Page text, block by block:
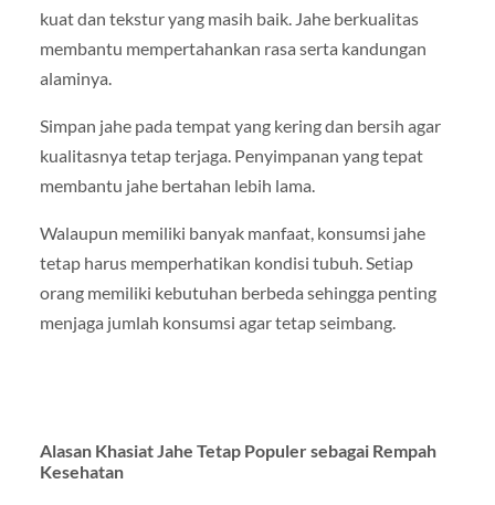
kuat dan tekstur yang masih baik. Jahe berkualitas
membantu mempertahankan rasa serta kandungan
alaminya.
Simpan jahe pada tempat yang kering dan bersih agar
kualitasnya tetap terjaga. Penyimpanan yang tepat
membantu jahe bertahan lebih lama.
Walaupun memiliki banyak manfaat, konsumsi jahe
tetap harus memperhatikan kondisi tubuh. Setiap
orang memiliki kebutuhan berbeda sehingga penting
menjaga jumlah konsumsi agar tetap seimbang.
Alasan Khasiat Jahe Tetap Populer sebagai Rempah
Kesehatan